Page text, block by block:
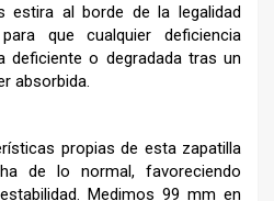
estira al borde de la legalidad
que cualquier deficiencia
deficiente o degradada tras un
absorbida.
propias de esta zapatilla
de lo normal, favoreciendo
Medimos 99 mm en